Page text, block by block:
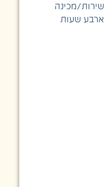
שירות/מכינה
ארבע שעות